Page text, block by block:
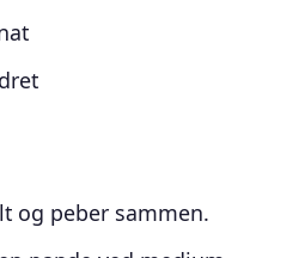
og peber sammen.